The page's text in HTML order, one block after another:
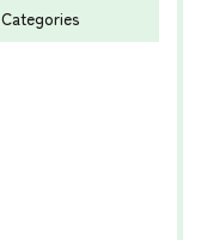
Categories